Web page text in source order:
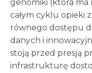
genomiki (która
całym cyklu opieki
równego dostępu
danych i
stoją przed presją
infrastrukturę